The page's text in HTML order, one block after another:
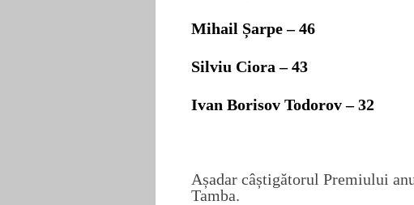
Mihail Șarpe –46
Silviu Ciora –43
Ivan Borisov Todorov –32
Așadar câștigătorul Premiului
Tamba.